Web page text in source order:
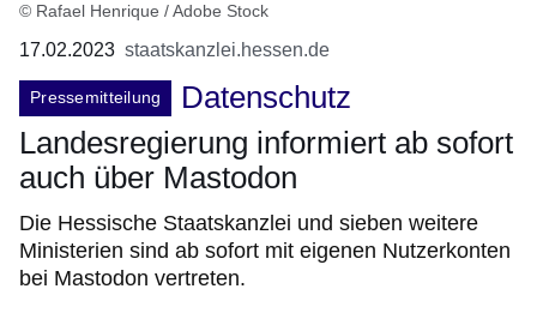
© Rafael Henrique / Adobe Stock
17.02.2023 staatskanzlei.hessen.de
Pressemitteilung
Datenschutz
Landesregierung informiert ab sofort
auch über Mastodon
Die Hessische Staatskanzlei und sieben weitere
Ministerien sind ab sofort mit eigenen Nutzerkonten
bei Mastodon vertreten.